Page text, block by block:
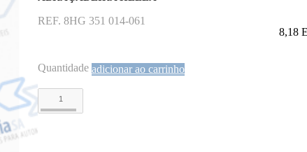
REF. 8HG 351 014-061
8,18
Quantidade adicionar ao carrinho